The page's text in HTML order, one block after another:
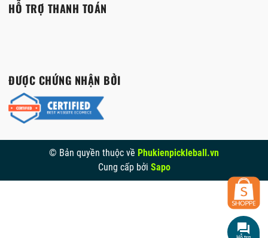
HỖ TRỢ THANH TOÁN
ĐƯỢC CHỨNG NHẬN BỞI
© Bản quyền thuộc về Phukienpickleball.vn
Cung cấp bởi Sapo